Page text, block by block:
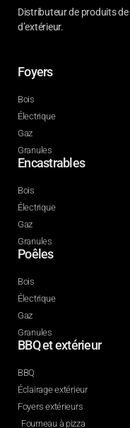
Distributeur de produits
d’extérieur.
Foyers
Bois
Électrique
Gaz
Granules
Encastrables
Bois
Électrique
Gaz
Granules
Poêles
Bois
Électrique
Gaz
Granules
BBQ et extérieur
BBQ
Éclairage extérieur
Foyers extérieurs
Fourneau à pizza